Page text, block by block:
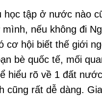
học tập ở nước nào
nếu không đi
cơ hội biết thế giới
bè quốc tế, mối
hiểu rõ về 1 đất
cũng rất dễ dàng.